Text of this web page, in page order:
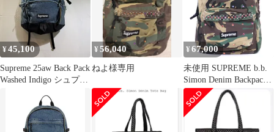
260630-rs-01-fur】
¥45,100
Supreme 25aw Back Pack
Washed Indigo シュプリ
ッシュドインディゴ リ
ュック 南堀江店
¥56,040
ねよ様専用
¥ 67,000
未使用 SUPREME b.b.
Simon Denim Backpack
ウッドランドカモ